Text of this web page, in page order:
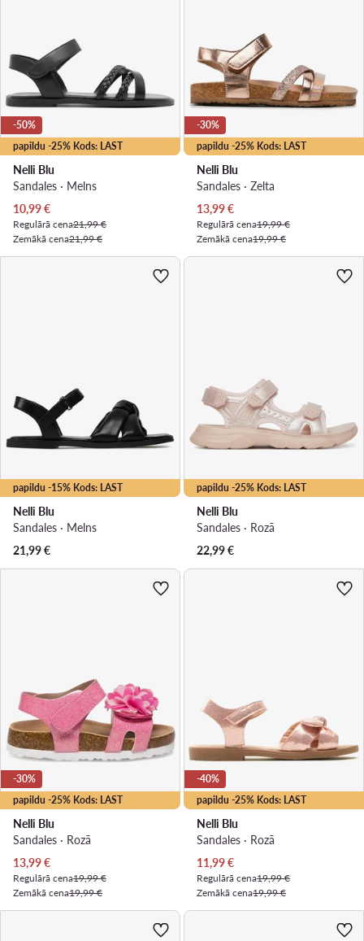
papildu -25% Kods: LAST
-50%
Nelli Blu
Sandales · Melns
Pašreizējā cena
10,99€
Regulārā cena21,99 €
Zemākā cena21,99 €
papildu -25% Kods: LAST
-30%
Nelli Blu
Sandales · Zelta
Pašreizējā cena
13,99€
Regulārā cena19,99 €
Zemākā cena19,99 €
papildu -15% Kods: LAST
Nelli Blu
Sandales · Melns
21,99€
papildu -25% Kods: LAST
Nelli Blu
Sandales · Rozā
22,99€
papildu -25% Kods: LAST
-30%
Nelli Blu
Sandales · Rozā
Pašreizējā cena
13,99€
Regulārā cena19,99 €
Zemākā cena19,99 €
papildu -25% Kods: LAST
-40%
Nelli Blu
Sandales · Rozā
Pašreizējā cena
11,99€
Regulārā cena19,99 €
Zemākā cena19,99 €